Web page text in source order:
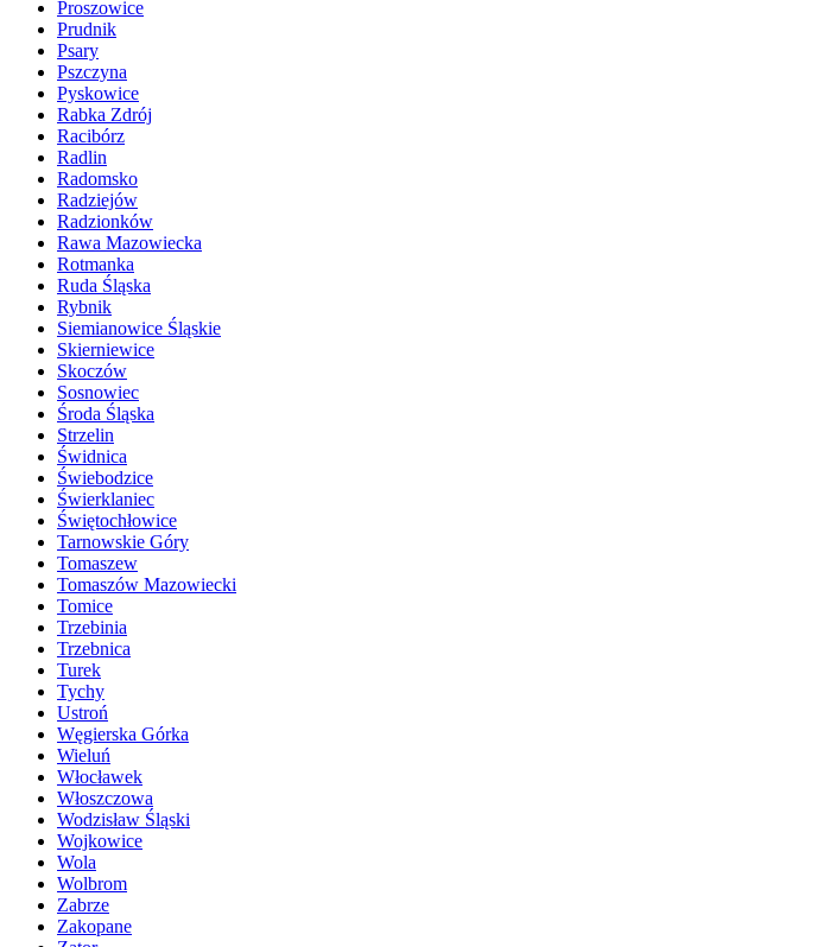
Proszowice
Prudnik
Psary
Pszczyna
Pyskowice
Rabka Zdrój
Racibórz
Radlin
Radomsko
Radziejów
Radzionków
Rawa Mazowiecka
Rotmanka
Ruda Śląska
Rybnik
Siemianowice Śląskie
Skierniewice
Skoczów
Sosnowiec
Środa Śląska
Strzelin
Świdnica
Świebodzice
Świerklaniec
Świętochłowice
Tarnowskie Góry
Tomaszew
Tomaszów Mazowiecki
Tomice
Trzebinia
Trzebnica
Turek
Tychy
Ustroń
Węgierska Górka
Wieluń
Włocławek
Włoszczowa
Wodzisław Śląski
Wojkowice
Wola
Wolbrom
Zabrze
Zakopane